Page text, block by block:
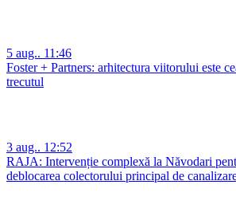
5 aug.. 11:46
Foster + Partners: arhitectura viitorului este
trecutul
3 aug.. 12:52
RAJA: Intervenție complexă la Năvodari
deblocarea colectorului principal de